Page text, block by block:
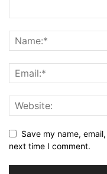
Save my name,
next time I comment.